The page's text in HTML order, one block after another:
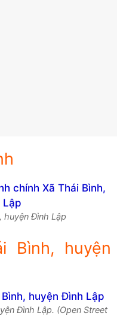
huyện Đình Lập
Bình, huyện
Đình Lập. (Open Street